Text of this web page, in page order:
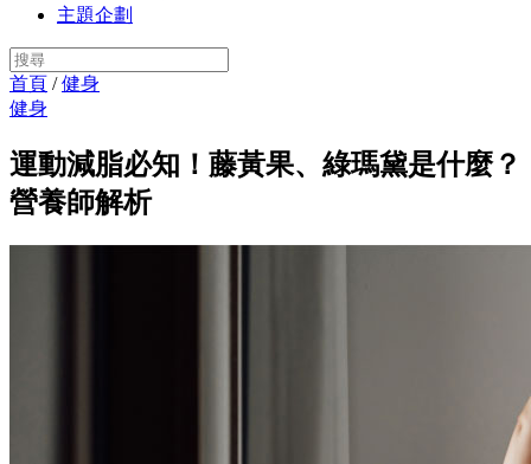
主題企劃
首頁 /健身
健身
運動減脂必知！藤黃果、綠瑪黛是什麼？
營養師解析